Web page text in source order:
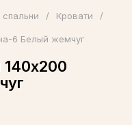
/ Кровати
/
6 Белый жемчуг
140х200